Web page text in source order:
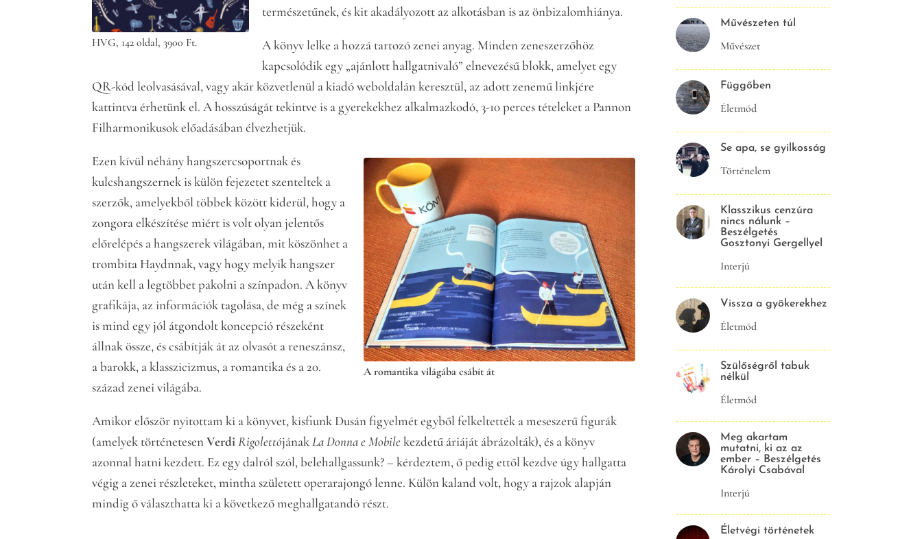
HVG, 142 oldal, 3900 Ft.
természetűnek, és kit akadályozott az alkotásban is az önbizalomhiánya.
A könyv lelke a hozzá tartozó zenei anyag. Minden zeneszerzőhöz
kapcsolódik egy „ajánlott hallgatnivaló” elnevezésű blokk, amelyet egy
QR-kód leolvasásával, vagy akár közvetlenül a kiadó weboldalán keresztül, az adott zenemű linkjére
kattintva érhetünk el. A hosszúságát tekintve is a gyerekekhez alkalmazkodó, 3-10 perces tételeket a Pannon
Filharmonikusok előadásában élvezhetjük.
A romantika világába csábít át
Ezen kívül néhány hangszercsoportnak és
kulcshangszernek is külön fejezetet szenteltek a
szerzők, amelyekből többek között kiderül, hogy a
zongora elkészítése miért is volt olyan jelentős
előrelépés a hangszerek világában, mit köszönhet a
trombita Haydnnak, vagy hogy melyik hangszer
után kell a legtöbbet pakolni a színpadon. A könyv
grafikája, az információk tagolása, de még a színek
is mind egy jól átgondolt koncepció részeként
állnak össze, és csábítják át az olvasót a reneszánsz,
a barokk, a klasszicizmus, a romantika és a 20.
század zenei világába.
Amikor először nyitottam ki a könyvet, kisfiunk Dusán figyelmét egyből felkeltették a meseszerű figurák
(amelyek történetesenVerdiRigolettójánakLa Donna e Mobilekezdetű áriáját ábrázolták), és a könyv
azonnal hatni kezdett. Ez egy dalról szól, belehallgassunk? – kérdeztem, ő pedig ettől kezdve úgy hallgatta
végig a zenei részleteket, mintha született operarajongó lenne. Külön kaland volt, hogy a rajzok alapján
mindig ő választhatta ki a következő meghallgatandó részt.
Művészeten túl
Művészet
Függőben
Életmód
Se apa, se gyilkosság
Történelem
Klasszikus cenzúra
nincs nálunk –
Beszélgetés
Gosztonyi Gergellyel
Interjú
Vissza a gyökerekhez
Életmód
Szülőségről tabuk
nélkül
Életmód
Meg akartam
mutatni, ki az az
ember – Beszélgetés
Károlyi Csabával
Interjú
Életvégi történetek